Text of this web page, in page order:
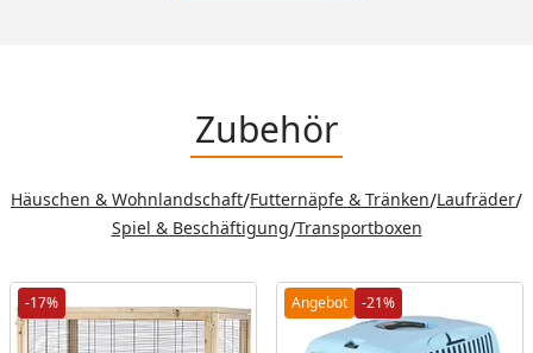
Zubehör
Häuschen & Wohnlandschaft/Futternäpfe & Tränken/Laufräder/
Spiel & Beschäftigung/Transportboxen
-17% Angebot -21%